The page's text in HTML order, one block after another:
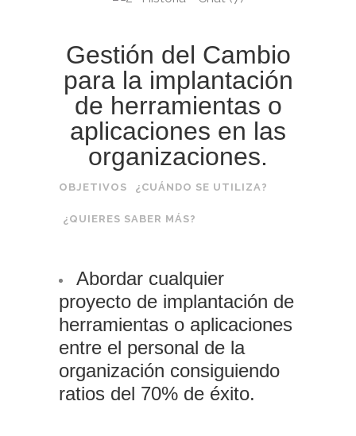
Gestión del Cambio
para la implantación
de herramientas o
aplicaciones en las
organizaciones.
OBJETIVOS ¿CUÁNDO SE UTILIZA?
¿QUIERES SABER MÁS?
Abordar cualquier
proyecto de implantación de
herramientas o aplicaciones
entre el personal de la
organización consiguiendo
ratios del 70% de éxito.